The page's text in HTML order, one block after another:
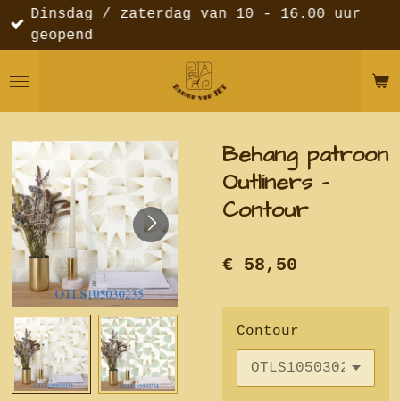
Ga
direct
de
Dinsdag / zaterdag van 10 - 16.00 uur
geopend
Behang patroon
Outliners -
Contour
€ 58,50
Contour